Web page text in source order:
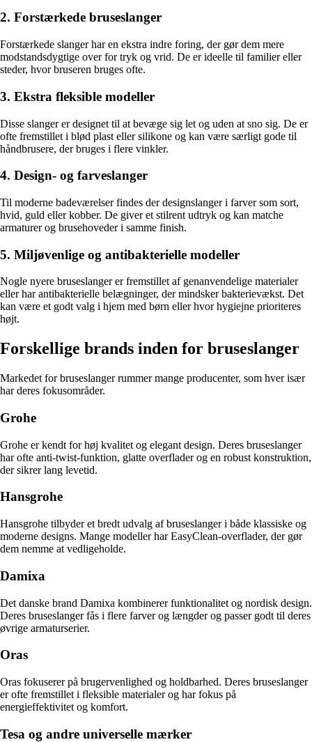
2. Forstærkede bruseslanger
Forstærkede slanger har en ekstra indre foring, der gør dem mere
modstandsdygtige over for tryk og vrid. De er ideelle til familier eller
steder, hvor bruseren bruges ofte.
3. Ekstra fleksible modeller
Disse slanger er designet til at bevæge sig let og uden at sno sig. De er
ofte fremstillet i blød plast eller silikone og kan være særligt gode til
håndbrusere, der bruges i flere vinkler.
4. Design- og farveslanger
Til moderne badeværelser findes der designslanger i farver som sort,
hvid, guld eller kobber. De giver et stilrent udtryk og kan matche
armaturer og brusehoveder i samme finish.
5. Miljøvenlige og antibakterielle modeller
Nogle nyere bruseslanger er fremstillet af genanvendelige materialer
eller har antibakterielle belægninger, der mindsker bakterievækst. Det
kan være et godt valg i hjem med børn eller hvor hygiejne prioriteres
højt.
Forskellige brands inden for bruseslanger
Markedet for bruseslanger rummer mange producenter, som hver især
har deres fokusområder.
Grohe
Grohe er kendt for høj kvalitet og elegant design. Deres bruseslanger
har ofte anti-twist-funktion, glatte overflader og en robust konstruktion,
der sikrer lang levetid.
Hansgrohe
Hansgrohe tilbyder et bredt udvalg af bruseslanger i både klassiske og
moderne designs. Mange modeller har EasyClean-overflader, der gør
dem nemme at vedligeholde.
Damixa
Det danske brand Damixa kombinerer funktionalitet og nordisk design.
Deres bruseslanger fås i flere farver og længder og passer godt til deres
øvrige armaturserier.
Oras
Oras fokuserer på brugervenlighed og holdbarhed. Deres bruseslanger
er ofte fremstillet i fleksible materialer og har fokus på
energieffektivitet og komfort.
Tesa og andre universelle mærker